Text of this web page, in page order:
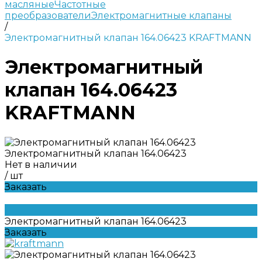
масляныеЧастотные
преобразователиЭлектромагнитные клапаны
/
Электромагнитный клапан 164.06423 KRAFTMANN
Электромагнитный
клапан 164.06423
KRAFTMANN
Электромагнитный клапан 164.06423
Нет в наличии
/ шт
Заказать
Электромагнитный клапан 164.06423
Заказать